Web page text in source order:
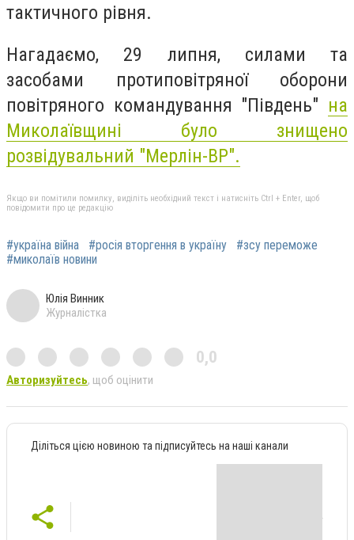
тактичного рівня.
Нагадаємо, 29 липня, силами та
засобами протиповітряної оборони
повітряного командування "Південь" на
Миколаївщині було знищено
розвідувальний "Мерлін-ВР".
Якщо ви помітили помилку, виділіть необхідний текст і натисніть Ctrl + Enter, щоб
повідомити про це редакцію
#україна війна #росія вторгення в україну
#зсу переможе
#миколаїв новини
Юлія Винник
Журналістка
0,0
Авторизуйтесь, щоб оцінити
Діліться цією новиною та підписуйтесь на наші канали